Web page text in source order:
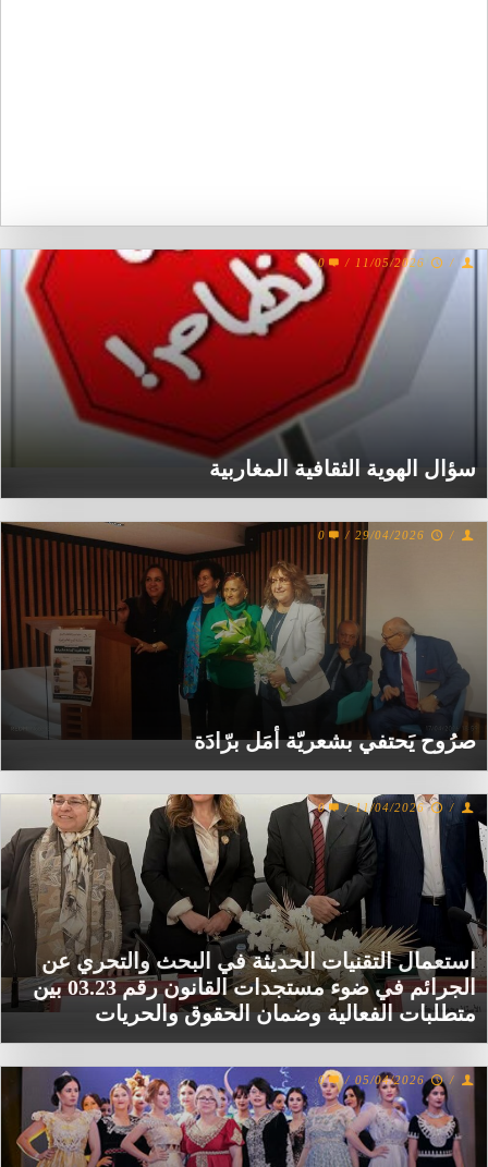
سؤال الهوية الثقافية المغاربية
/
11/05/2026
/
0
صرُوح يَحتفي بشعريّة أمَل برّادَة
/
29/04/2026
/
0
استعمال التقنيات الحديثة في البحث والتحري عن
الجرائم في ضوء مستجدات القانون رقم 03.23 بين
متطلبات الفعالية وضمان الحقوق والحريات
/
11/04/2026
/
0
/
05/04/2026
/
0